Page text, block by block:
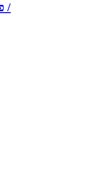
פאה בלונד קארה מעוגל /